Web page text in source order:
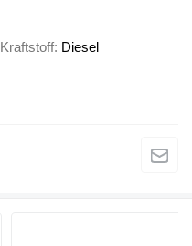
Kraftstoff Diesel